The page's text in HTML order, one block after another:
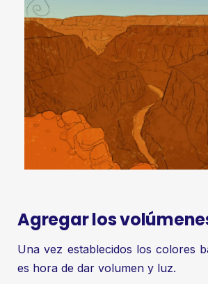
Agregar los
Una vez establecidos los colores
es hora de dar volumen y luz.